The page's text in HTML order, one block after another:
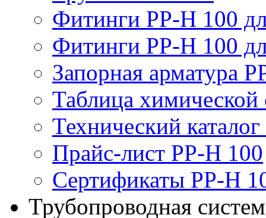
Фитинги PP-H 100
Фитинги PP-H 100
Запорная арматура
Таблица химической
Технический
Прайс-лист PP-H 100
Сертификаты PP-H
Трубопроводная